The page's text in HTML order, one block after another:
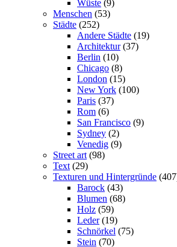
Wüste (9)
Menschen (53)
Städte (252)
Andere Städte (19)
Architektur (37)
Berlin (10)
Chicago (8)
London (15)
New York (100)
Paris (37)
Rom (6)
San Francisco (9)
Sydney (2)
Venedig (9)
Street art (98)
Text (29)
Texturen und Hintergründe
Barock (43)
Blumen (68)
Holz (59)
Leder (19)
Schnörkel (75)
Stein (70)